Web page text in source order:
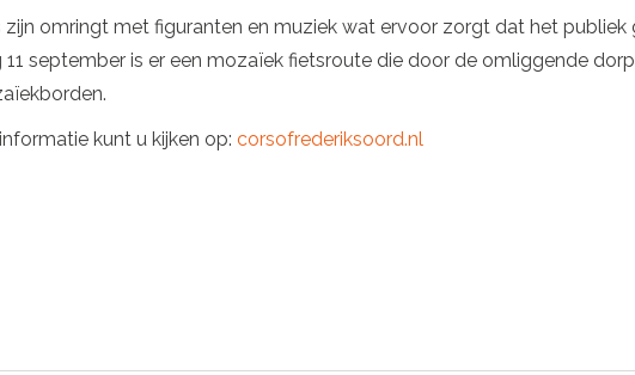
zijn omringt met figuranten en muziek wat ervoor zorgt dat het publiek
11 september is er een mozaïek fietsroute die door de omliggende
kunt u kijken op: corsofrederiksoord.nl